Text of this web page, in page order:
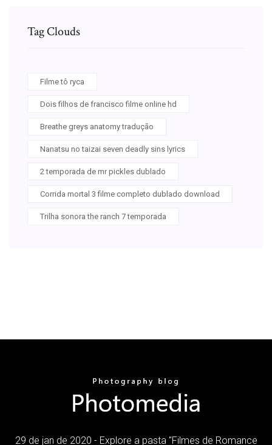
Tag Clouds
Filme tô ryca
Dois filhos de francisco filme online hd
Breathe greys anatomy tradução
Nanatsu no taizai seven deadly sins lyrics
2 temporada de mr pickles dublado
Corrida mortal 3 filme completo dublado download
Trilha sonora the ranch 7 temporada
29 de jan de 2020 - Explore a pasta "Filmes de Romance